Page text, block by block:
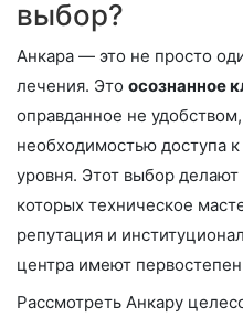
выбор?
Анкара — это не просто
лечения. Это осознанное
оправданное не
необходимостью доступа
уровня. Этот выбор
которых техническое
репутация и
центра имеют
Рассмотреть Анкару